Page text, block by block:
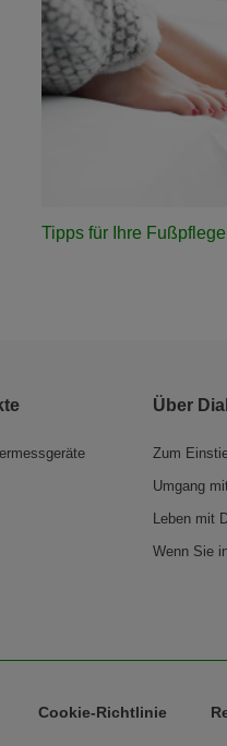
Tipps für Ihre Fußpflege
Über
Zum
Umgang
Leben mit
Wenn Sie
Cookie-Richtlinie